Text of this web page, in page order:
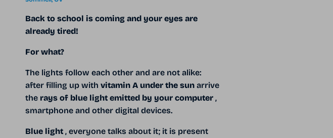
Back to school is coming and your eyes are
already tired!
For what?
The lights follow each other and are not alike:
after filling up with vitamin A under the sun arrive
the rays of blue light emitted by your computer ,
smartphone and other digital devices.
Blue light , everyone talks about it; it is present